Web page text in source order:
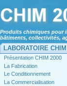
Produits chimiques pour
bâtiments, collectivités,
LABORATOIRE
Présentation CHIM 2000
La Fabrication
Le Conditionnement
La Commercialisation